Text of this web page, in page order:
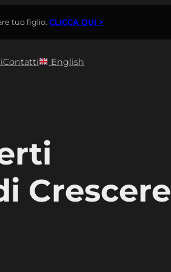
tuo figlio. CLICCA QUI >
Contatti English
Crescere